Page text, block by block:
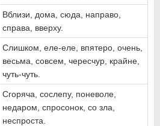
Вблизи, дома, сюда, направо,
справа, вверху.
Слишком, еле-еле, впятеро, очень,
весьма, совсем, чересчур, крайне,
чуть-чуть.
Сгоряча, сослепу, поневоле,
недаром, спросонок, со зла,
неспроста.